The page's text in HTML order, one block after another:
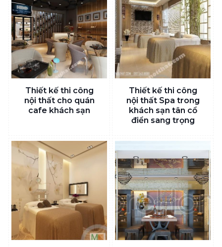
Thiết kế thi công
nội thất cho quán
cafe khách sạn
Thiết kế thi công
nội thất Spa trong
khách sạn tân cổ
điển sang trọng